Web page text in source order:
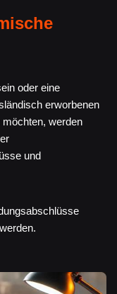
oder eine
erworbenen
werden
und